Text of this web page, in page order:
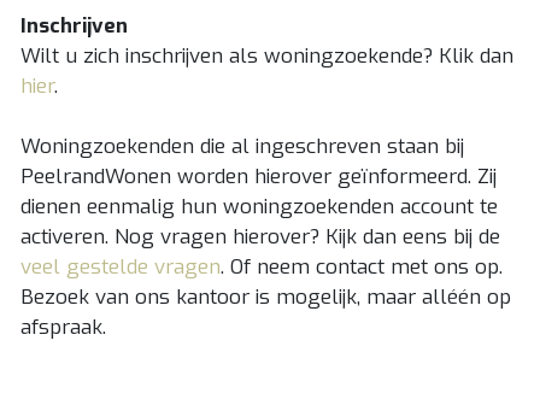
Inschrijven
Wilt u zich inschrijven als woningzoekende? Klik dan
hier.
Woningzoekenden die al ingeschreven staan bij
PeelrandWonen worden hierover geïnformeerd. Zij
dienen eenmalig hun woningzoekenden account te
activeren. Nog vragen hierover? Kijk dan eens bij de
veel gestelde vragen. Of neem contact met ons op.
Bezoek van ons kantoor is mogelijk, maar alléén op
afspraak.